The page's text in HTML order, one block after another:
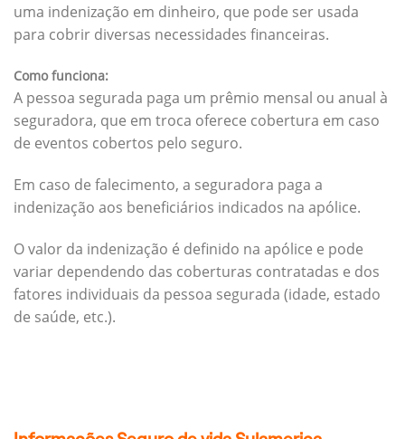
uma indenização em dinheiro, que pode ser usada
para cobrir diversas necessidades financeiras.
Como funciona:
A pessoa segurada paga um prêmio mensal ou anual à
seguradora, que em troca oferece cobertura em caso
de eventos cobertos pelo seguro.
Em caso de falecimento, a seguradora paga a
indenização aos beneficiários indicados na apólice.
O valor da indenização é definido na apólice e pode
variar dependendo das coberturas contratadas e dos
fatores individuais da pessoa segurada (idade, estado
de saúde, etc.).